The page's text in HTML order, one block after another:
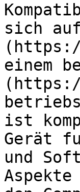
sich
(https://
einem
(https://
ist
Gerät
und